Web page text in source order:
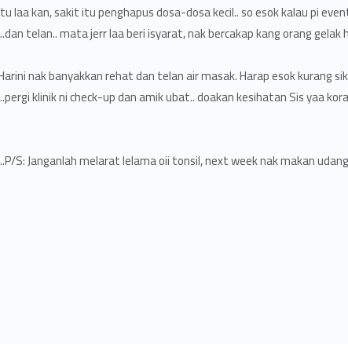
laa kan, sakit itu penghapus dosa-dosa kecil.. so esok kalau pi
dan telan.. mata jerr laa beri isyarat, nak bercakap kang orang gelak
nak banyakkan rehat dan telan air masak. Harap esok kurang
pergi klinik ni check-up dan amik ubat.. doakan kesihatan Sis yaa
P/S: Janganlah melarat lelama oii tonsil, next week nak makan